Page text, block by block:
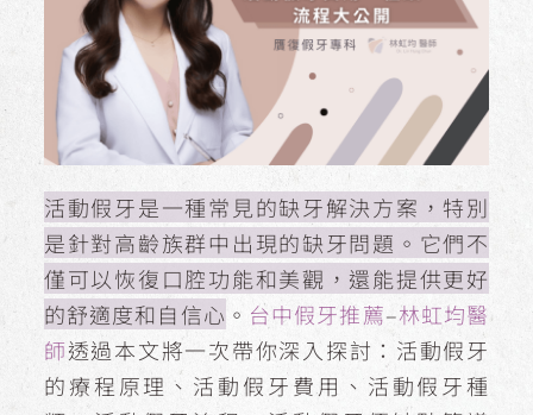
活動假牙是一種常見的缺牙解決方案，特別
是針對高齡族群中出現的缺牙問題。它們不
僅可以恢復口腔功能和美觀，還能提供更好
的舒適度和自信心 。 台中假牙推薦–林虹均醫
師透過本文將一次帶你深入探討：活動假牙
的療程原理、活動假牙費用、活動假牙種